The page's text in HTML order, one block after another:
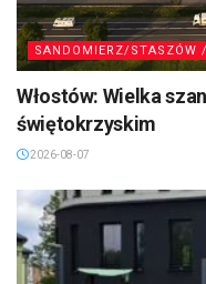
SANDOMIERZ/STASZÓW
Włostów: Wielka
świętokrzyskim
2026-08-07